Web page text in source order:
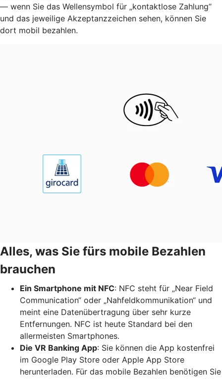
— wenn Sie das Wellensymbol für „kontaktlose Zahlung“
und das jeweilige Akzeptanzzeichen sehen, können Sie
dort mobil bezahlen.
Alles, was Sie fürs mobile Bezahlen
brauchen
Ein Smartphone mit NFC: NFC steht für „Near Field
Communication“ oder „Nahfeldkommunikation“ und
meint eine Datenübertragung über sehr kurze
Entfernungen. NFC ist heute Standard bei den
allermeisten Smartphones.
Die VR Banking App: Sie können die App kostenfrei
im Google Play Store oder Apple App Store
herunterladen. Für das mobile Bezahlen benötigen Sie